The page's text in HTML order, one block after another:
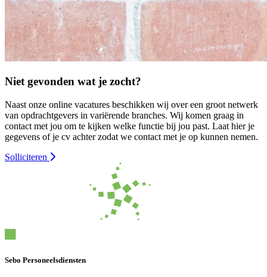
Niet gevonden wat je zocht?
Naast onze online vacatures beschikken wij over een groot netwerk
van opdrachtgevers in variërende branches. Wij komen graag in
contact met jou om te kijken welke functie bij jou past. Laat hier je
gegevens of je cv achter zodat we contact met je op kunnen nemen.
Solliciteren
Sebo Personeelsdiensten